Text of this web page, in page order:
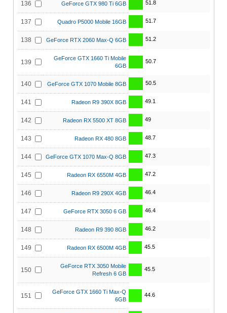
136 GeForce GTX 980 Ti 6GB 51.8
137 Quadro P5000 Mobile 16GB 51.7
138 GeForce RTX 2060 Max-Q 6GB 51.2
139
GeForce GTX 1660 Ti Mobile
6GB
50.7
140 GeForce GTX 1070 Mobile 8GB 50.5
141 Radeon R9 390X 8GB 49.1
142 Radeon RX 5500 XT 8GB 49
143 Radeon RX 480 8GB 48.7
144 GeForce GTX 1070 Max-Q 8GB 47.3
145 Radeon RX 6550M 4GB 47.2
146 Radeon R9 290X 4GB 46.4
147 GeForce RTX 3050 6 GB 46.4
148 Radeon R9 390 8GB 46.2
149 Radeon RX 6500M 4GB 45.5
150
GeForce RTX 3050 Mobile
Refresh 6 GB
45.5
151
GeForce GTX 1660 Ti Max-Q
6GB
44.6